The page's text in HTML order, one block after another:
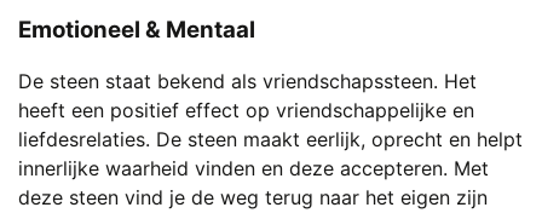
Emotioneel & Mentaal
De steen staat bekend als vriendschapssteen. Het
heeft een positief effect op vriendschappelijke en
liefdesrelaties. De steen maakt eerlijk, oprecht en helpt
innerlijke waarheid vinden en deze accepteren. Met
deze steen vind je de weg terug naar het eigen zijn